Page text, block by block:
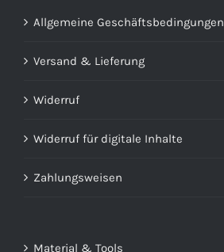
Allgemeine Geschäftsbedingungen
Versand & Lieferung
Widerruf
Widerruf für digitale Inhalte
Zahlungsweisen
Material & Tools